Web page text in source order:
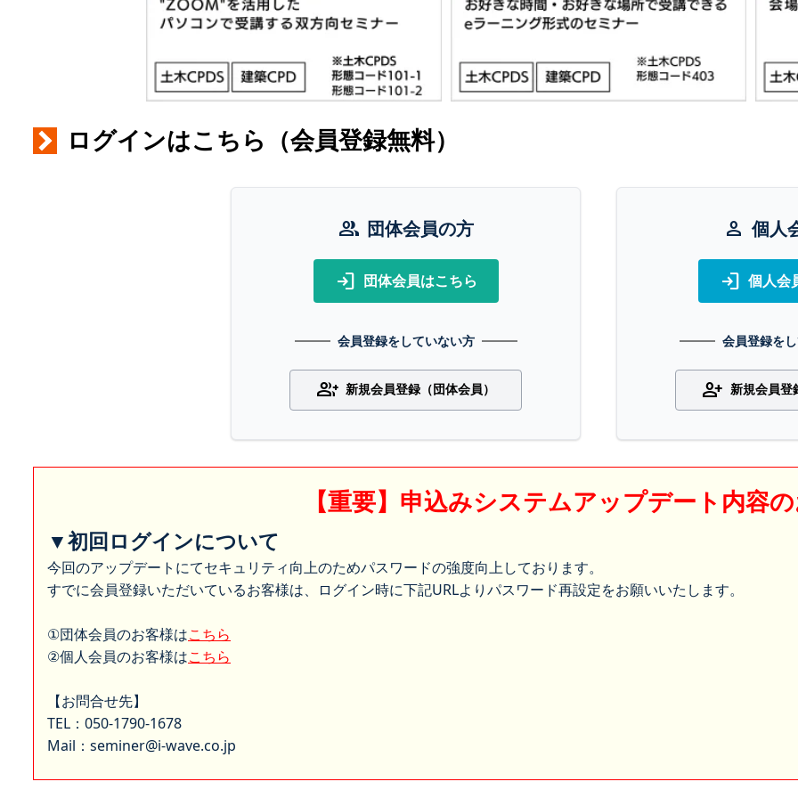
ログインはこちら（会員登録無料）
group 団体会員の方
login 団体会員はこちら
会員登録をしていない方
group_add 新規会員登録（団体会員）
person 個人
login 個人会
会員登録を
person_add 新規会員登
【重要】申込みシステムアップデート内容
▼初回ログインについて
今回のアップデートにてセキュリティ向上のためパスワードの強度向上しております。
すでに会員登録いただいているお客様は、ログイン時に下記URLよりパスワード再設定をお願いいたします。
①団体会員のお客様はこちら
②個人会員のお客様はこちら
【お問合せ先】
TEL：050-1790-1678
Mail：seminer@i-wave.co.jp